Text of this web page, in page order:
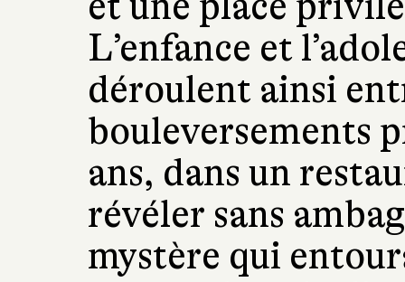
L’enfance et
déroulent ainsi
bouleversements
ans, dans un
révéler sans
mystère qui